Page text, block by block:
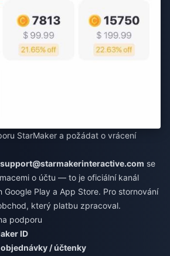
StarMaker a požádat o vrácení
se
o účtu — to je oficiální kanál
Google Play a App Store. Pro stornování
který platbu zpracoval.
podporu
ID
objednávky / účtenky